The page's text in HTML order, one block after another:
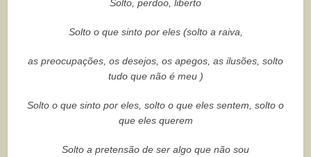
Solto, perdoo, liberto
Solto o que sinto por eles (solto a raiva,
as preocupações, os desejos, os apegos, as ilusões, solto
tudo que não é meu )
Solto o que sinto por eles, solto o que eles sentem, solto o
que eles querem
Solto a pretensão de ser algo que não sou